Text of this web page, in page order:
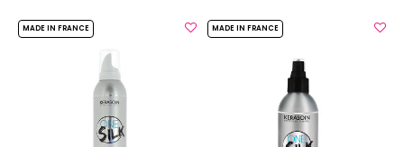
MADE IN FRANCE MADE IN FRANCE